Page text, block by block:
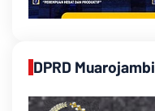
DPRD Muarojambi